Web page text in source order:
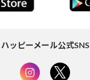
ハッピーメール公式SNS